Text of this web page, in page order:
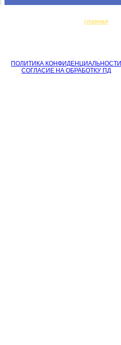
главная
ПОЛИТИКА КОНФИДЕНЦИАЛЬНОСТИ
СОГЛАСИЕ НА ОБРАБОТКУ ПД